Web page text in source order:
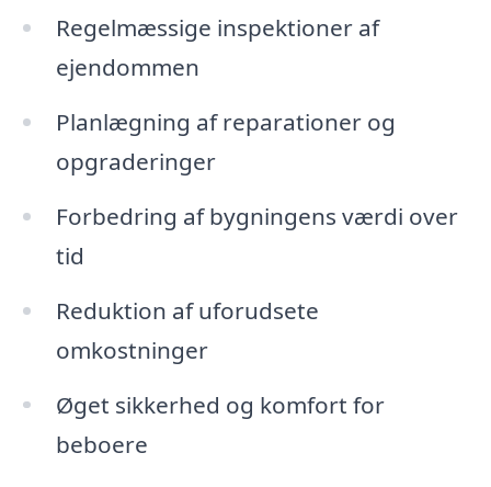
Regelmæssige inspektioner af
ejendommen
Planlægning af reparationer og
opgraderinger
Forbedring af bygningens værdi over
tid
Reduktion af uforudsete
omkostninger
Øget sikkerhed og komfort for
beboere